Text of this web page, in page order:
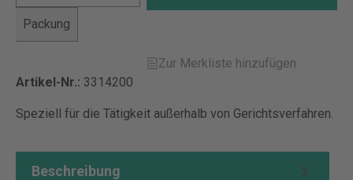
Packung
Zur Merkliste hinzufügen
Artikel-Nr.: 3314200
Speziell für die Tätigkeit außerhalb von Gerichtsverfahren.
Beschreibung